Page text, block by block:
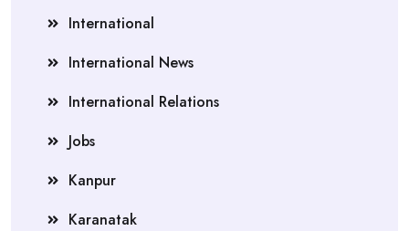
International
International News
International Relations
Jobs
Kanpur
Karanatak